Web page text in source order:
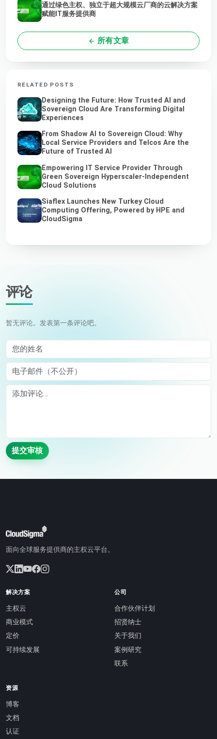
通过绿色主权、独立于超大规模云厂商的云解决方案
赋能IT服务提供商
所有文章
RELATED POSTS
Designing the Future: How Trusted AI and
Sovereign Cloud Are Transforming Digital
Experiences
From Shadow AI to Sovereign Cloud: Why
Local Service Providers and Telcos Are the
Future of Trusted AI
Empowering IT Service Provider Through
Green Sovereign Hyperscaler-Independent
Cloud Solutions
Siaflex Launches New Turkey Cloud
Computing Offering, Powered by HPE and
CloudSigma
评论
暂无评论。发表第一条评论吧。
您的姓名
电子邮件（不公开）
Comment
提交审核
面向全球服务提供商的主权云平台。
解决方案
主权云
商业模式
定价
可持续发展
公司
合作伙伴计划
招贤纳士
关于我们
案例研究
联系
资源
博客
文档
认证